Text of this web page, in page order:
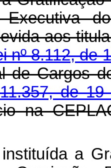
Executiva
aos
nº 8.112, de
de Cargos
de
na
a